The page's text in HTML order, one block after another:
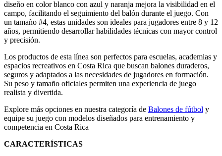
diseño en color blanco con azul y naranja mejora la visibilidad en el
campo, facilitando el seguimiento del balón durante el juego. Con
un tamaño #4, estas unidades son ideales para jugadores entre 8 y 12
años, permitiendo desarrollar habilidades técnicas con mayor control
y precisión.
Los productos de esta línea son perfectos para escuelas, academias y
espacios recreativos en Costa Rica que buscan balones duraderos,
seguros y adaptados a las necesidades de jugadores en formación.
Su peso y tamaño oficiales permiten una experiencia de juego
realista y divertida.
Explore más opciones en nuestra categoría de Balones de fútbol y
equipe su juego con modelos diseñados para entrenamiento y
competencia en Costa Rica
CARACTERÍSTICAS